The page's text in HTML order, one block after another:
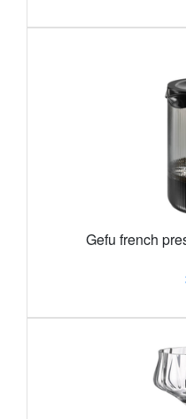
Gefu french